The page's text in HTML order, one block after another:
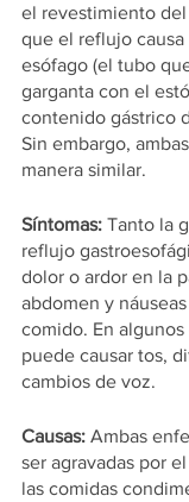
el revestimiento
que el reflujo
esófago (el tubo
garganta con el
contenido gástrico
Sin embargo,
manera similar.
Síntomas: Tanto la
reflujo
dolor o ardor en la
abdomen y
comido. En
puede causar tos,
cambios de voz.
Causas: Ambas
ser agravadas por
las comidas